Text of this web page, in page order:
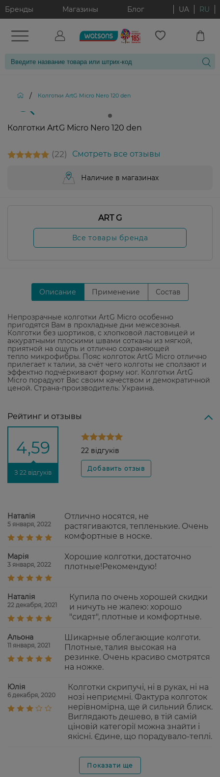
Бренды Магазины Блог UA RU
/ Колготки ArtG Micro Nero 120 den
Колготки ArtG Micro Nero 120 den
22 Смотреть все отзывы
Наличие в магазинах
ART G
Все товары бренда
Описание Применение Состав
Непрозрачные колготки ArtG Micro особенно
пригодятся Вам в прохладные дни межсезонья.
Колготки без шортиков, с хлопковой ластовицей и
аккуратными плоскими швами сотканы из мягкой,
приятной на ощупь и отлично сохраняющей
тепло микрофибры. Пояс колготок ArtG Micro отлично
прилегает к талии, за счёт чего колготы не сползают и
эффектно подчёркивают форму ног. Колготки ArtG
Micro порадуют Вас своим качеством и демократичной
ценой. Страна-производитель: Украина.
Рейтинг и отзывы
4,59
З 22 відгуків
22 відгуків
Наталія
5 января, 2022
Отлично носятся, не
растягиваются, тепленькие. Очень
комфортные в носке.
Марія
3 января, 2022
Хорошие колготки, достаточно
плотные!Рекомендую!
Наталія
22 декабря, 2021
Купила по очень хорошей скидки
и ничуть не жалею: хорошо
"сидят", плотные и комфортные.
Альона
11 января, 2021
Шикарные облегающие колготи.
Плотные, талия высокая на
резинке. Очень красиво смотрятся
на ножке.
Юлія
6 декабря, 2020
Колготки скрипучі, ні в руках, ні на
нозі неприємні. Фактура колготок
нерівномірна, ще й сильний блиск.
Виглядають дешево, в тій самій
ціновій категорії можна знайти і
якісні. Єдине, що порадувало-теплі.
Показати ще